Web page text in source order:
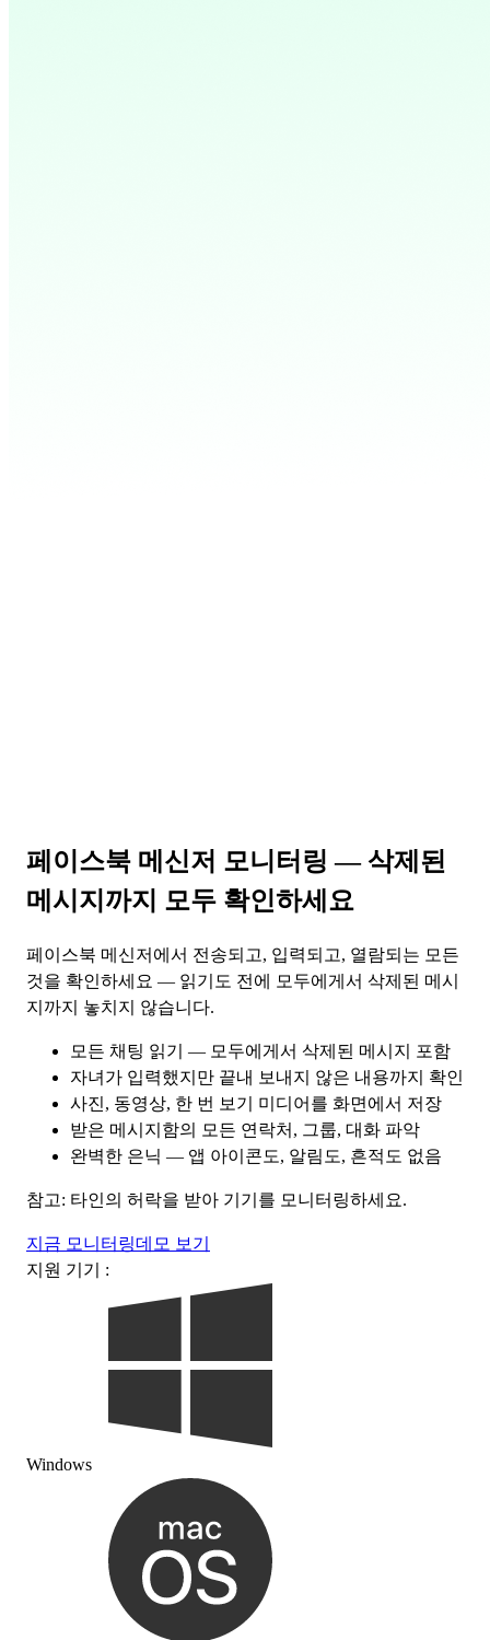
페이스북 메신저 모니터링 — 삭제된
메시지까지 모두 확인하세요
페이스북 메신저에서 전송되고, 입력되고, 열람되는 모든
것을 확인하세요 — 읽기도 전에 모두에게서 삭제된 메시
지까지 놓치지 않습니다.
모든 채팅 읽기 — 모두에게서 삭제된 메시지 포함
자녀가 입력했지만 끝내 보내지 않은 내용까지 확인
사진, 동영상, 한 번 보기 미디어를 화면에서 저장
받은 메시지함의 모든 연락처, 그룹, 대화 파악
완벽한 은닉 — 앱 아이콘도, 알림도, 흔적도 없음
참고: 타인의 허락을 받아 기기를 모니터링하세요.
지금 모니터링데모 보기
지원 기기 :
Windows